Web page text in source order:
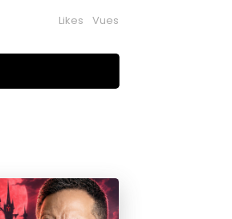
Likes Vues